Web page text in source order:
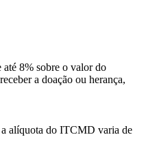
8% sobre o valor do
a doação ou herança,
a alíquota do ITCMD varia de